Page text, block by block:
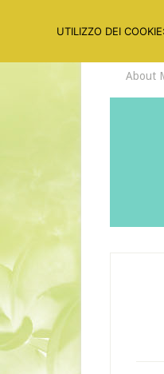
About
UTILIZZO DEI